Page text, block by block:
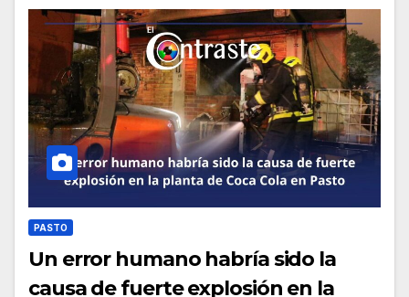
PASTO
Un error humano habría sido la
causa de fuerte explosión en la